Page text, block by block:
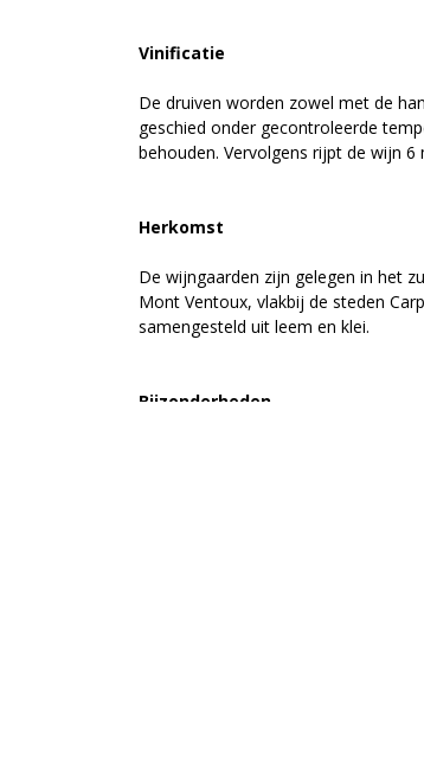
Vinificatie
De druiven worden zowel met de
geschied onder gecontroleerde
behouden. Vervolgens rijpt de wijn
Herkomst
De wijngaarden zijn gelegen in het
Mont Ventoux, vlakbij de steden
samengesteld uit leem en klei.
Bijzonderheden